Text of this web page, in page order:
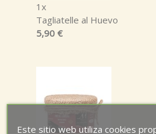
1x
Tagliatelle al Huevo
5,90 €
Este sitio web utiliza cookies